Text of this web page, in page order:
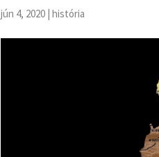
jún 4, 2020| história